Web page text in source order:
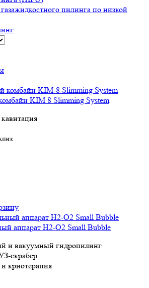
KIM 8 Slimming System
кавитация
аппарат H2-O2 Small Bubble
и вакуумный гидропилинг
скрабер
и криотерапия